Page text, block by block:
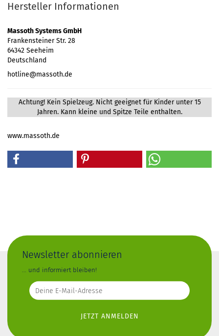
Hersteller Informationen
Massoth Systems GmbH
Frankensteiner Str. 28
64342 Seeheim
Deutschland
hotline@massoth.de
Achtung! Kein Spielzeug. Nicht geeignet für Kinder unter 15
Jahren. Kann kleine und Spitze Teile enthalten.
www.massoth.de
Newsletter abonnieren
... und informiert bleiben!